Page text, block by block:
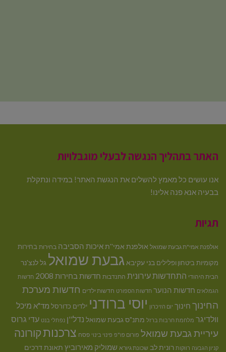
האתר בתהליך הנגשה לבעלי מוגבלויות
אנו עושים כל מאמץ להשלים את הנגשת האתר! במידה ונתקלת
בבעיה אנא פנה אלינו!
תגיות
אולפנת אמי"ת גבעת שמואל אולפנת אמי''תאיכות הסביבה בחירות בחירות
מקומיות ביטחון ופלילים בני עקיבא גבעת שמואל גל לנצ'נר
הבית היהודי התחדשות עירונית התנדבות חדשות בחירות 2008 חדשות
הגמלאים חדשות הנוער חדשות הספורט חדשות ילדים חדשות מערכת
החינוך חינוך יום הזיכרון יוסי ברודני ילדים כדורסל מד"א מיכל
וולדיגר מלחמת חרבות ברזל מתנ"ס גבעת שמואל נדל''ן נפתלי בנט עדי גרוס
עיריית גבעת שמואל פורום פו"פ פינוי בינוי פסח צרכנותקורונה
קניון הגבעה רווקות רונית לב שכונת גיורא שמוליק מאירוביץ תאונת דרכים